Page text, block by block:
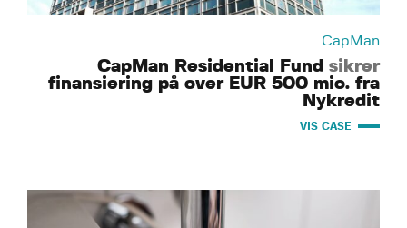
CapMan
CapMan Residential Fund sikrer
finansiering på over EUR 500 mio. fra
Nykredit
VIS CASE